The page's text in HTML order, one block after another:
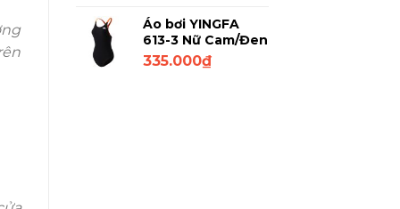
Áo bơi YINGFA
613-3 Nữ Cam/Đen
M
335.000₫